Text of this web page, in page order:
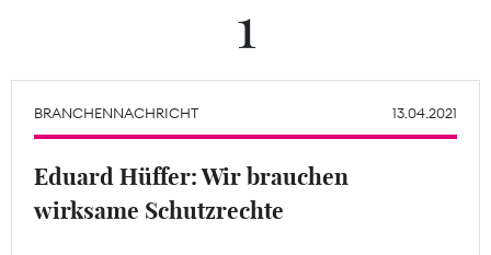
Mitgliederbereich
1
BRANCHENNACHRICHT 13.04.2021
Eduard Hüffer: Wir brauchen
wirksame Schutzrechte